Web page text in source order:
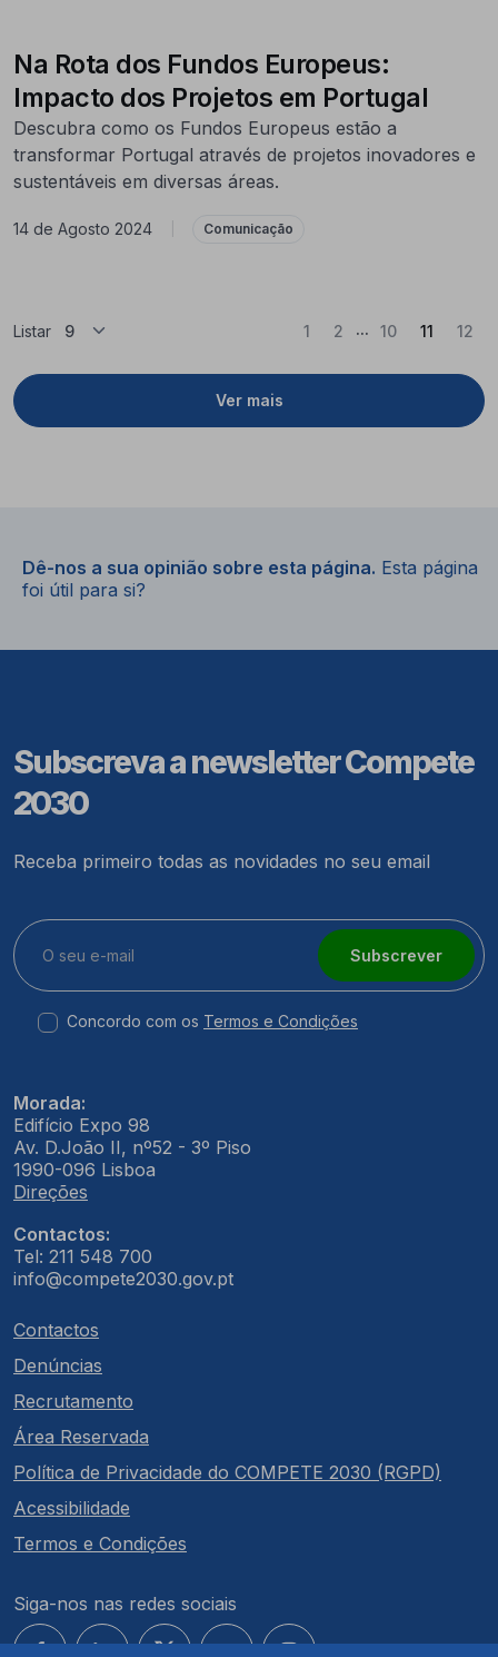
Na Rota dos Fundos Europeus:
Impacto dos Projetos em Portugal
Descubra como os Fundos Europeus estão a
transformar Portugal através de projetos inovadores e
sustentáveis em diversas áreas.
14 de Agosto 2024 Comunicação
Listar
Ver mais
1 2 ... 10 11(Atual)
12
Dê-nos a sua opinião sobre esta página. Esta página
foi útil para si?
Subscreva a newsletter Compete
2030
Receba primeiro todas as novidades no seu email
Subscrever
Concordo com os Termos e Condições
Morada:
Edifício Expo 98
Av. D.João II, nº52 - 3º Piso
1990-096 Lisboa
Direções
Contactos:
Tel: 211 548 700
info@compete2030.gov.pt
Contactos
Denúncias
Recrutamento
Área Reservada
Política de Privacidade do COMPETE 2030 (RGPD)
Acessibilidade
Termos e Condições
Siga-nos nas redes sociais